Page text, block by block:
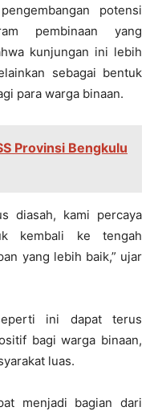
potensi
pembinaan yang
kunjungan ini lebih
sebagai bentuk
para warga binaan.
Provinsi Bengkulu
diasah, kami percaya
kembali ke tengah
yang lebih baik,” ujar
ini dapat terus
bagi warga binaan,
luas.
menjadi bagian dari